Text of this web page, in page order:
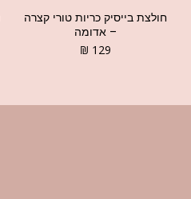
חולצת בייסיק כריות טורי קצרה
– אדומה
₪ 129